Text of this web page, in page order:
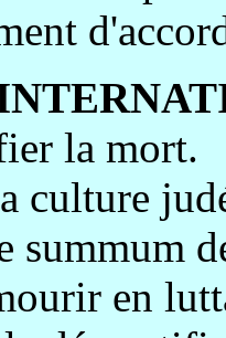
la mort.
culture
summum
en